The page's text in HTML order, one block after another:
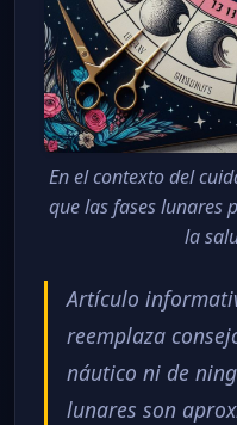
En el contexto del
que las fases lunares
la
Artículo
reemplaza
náutico ni de
lunares son